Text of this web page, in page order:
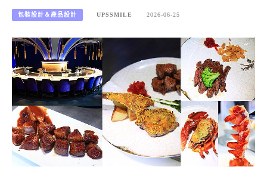
包裝設計＆產品設計 UPSSMILE 2026-06-25